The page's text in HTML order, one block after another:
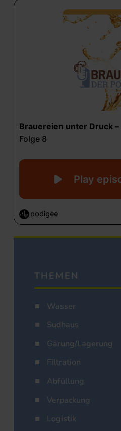
THEMEN
Wasser
Sudhaus
Gärung/Lagerung
Filtration
Abfüllung
Verpackung
Logistik